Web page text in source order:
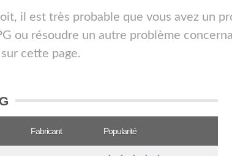
il est très probable que vous avez un
ou résoudre un autre problème
cette page.
Fabricant Popularité